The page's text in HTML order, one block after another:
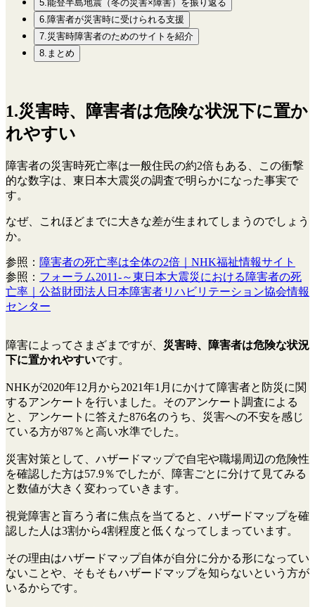
5.能登半島地震（冬の災害×障害）を振り返る
6.障害者が災害時に受けられる支援
7.災害時障害者のためのサイトを紹介
8.まとめ
1.災害時、障害者は危険な状況下に置か
れやすい
障害者の災害時死亡率は一般住民の約2倍もある、この衝撃
的な数字は、東日本大震災の調査で明らかになった事実で
す。
なぜ、これほどまでに大きな差が生まれてしまうのでしょう
か。
参照： 障害者の死亡率は全体の2倍｜NHK福祉情報サイト
参照： フォーラム2011-～東日本大震災における障害者の死
亡率｜公益財団法人日本障害者リハビリテーション協会情報
センター
障害によってさまざまですが、 災害時、障害者は危険な状況
下に置かれやすいです。
NHKが2020年12月から2021年1月にかけて障害者と防災に関
するアンケートを行いました。そのアンケート調査による
と、アンケートに答えた876名のうち、災害への不安を感じ
ている方が87％と高い水準でした。
災害対策として、ハザードマップで自宅や職場周辺の危険性
を確認した方は57.9％でしたが、障害ごとに分けて見てみる
と数値が大きく変わっていきます。
視覚障害と盲ろう者に焦点を当てると、ハザードマップを確
認した人は3割から4割程度と低くなってしまっています。
その理由はハザードマップ自体が自分に分かる形になってい
ないことや、そもそもハザードマップを知らないという方が
いるからです。